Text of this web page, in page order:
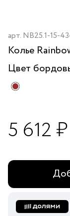
арт. NB25.1-15-
Колье
Цвет
5 612 ₽